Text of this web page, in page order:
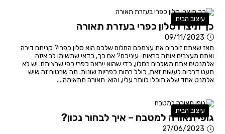
עיצוב הבית
כך תיצרו סלון כפרי בעזרת תאורה
09/11/2023
מאז שאתם זוכרים את עצמכם החלום שלכם הוא סלון כפרי? קניתם דירה
ואתם מעצבים אותה כראות-עיניכם? אם כך, כדאי שתשימו לב איזה
אלמנטים אתם משלבים בסלון, כדי שהוא ייראה כפרי כפי שרציתם. יש לא
מעט דרכים לעשות זאת, כולל רמות כפריות שונות. מה שבטוח זה שיש
אלמנט אחד שלא תוכלו לוותר עליו, והוא: תאורה מתאימה....
עיצוב הבית
גופי תאורה למטבח – איך לבחור נכון?
27/06/2023